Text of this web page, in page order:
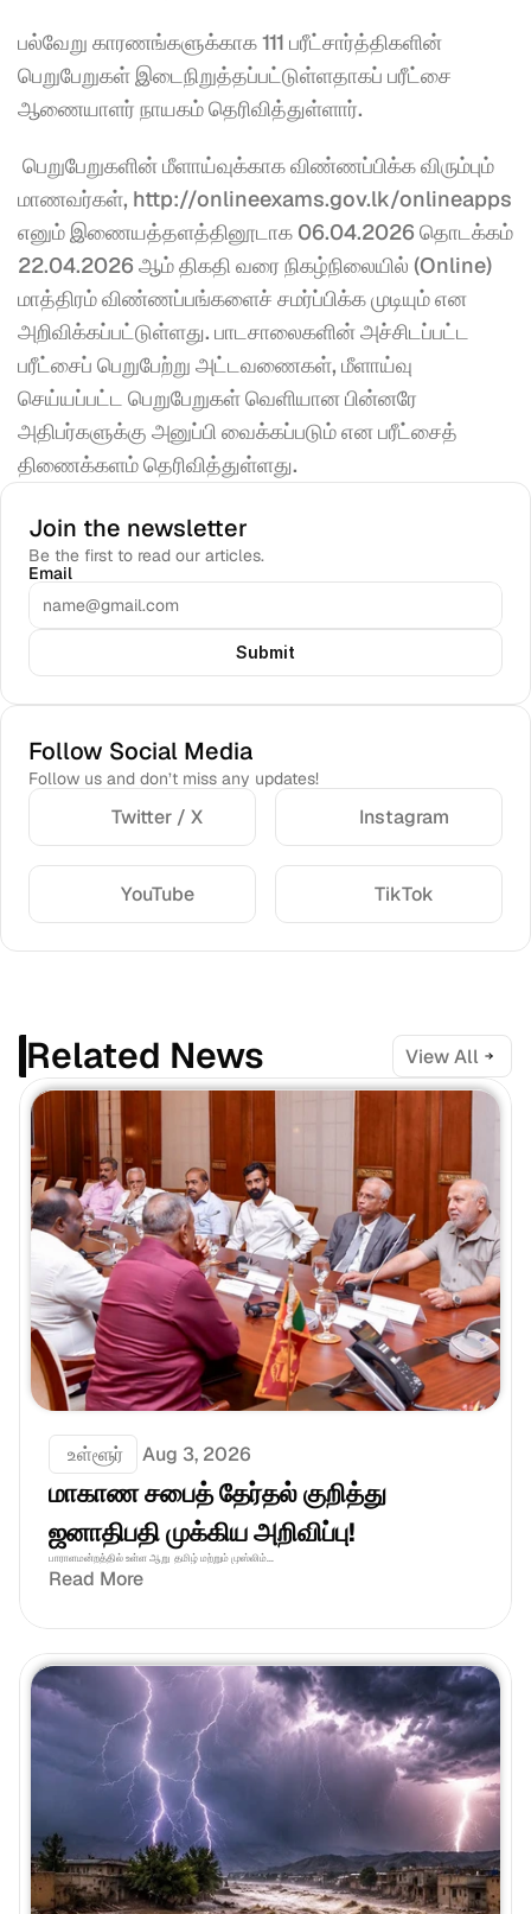
பல்வேறு காரணங்களுக்காக 111 பரீட்சார்த்திகளின்
பெறுபேறுகள் இடைநிறுத்தப்பட்டுள்ளதாகப் பரீட்சை
ஆணையாளர் நாயகம் தெரிவித்துள்ளார்.
பெறுபேறுகளின் மீளாய்வுக்காக விண்ணப்பிக்க விரும்பும்
மாணவர்கள், http://onlineexams.gov.lk/onlineapps
எனும் இணையத்தளத்தினூடாக 06.04.2026 தொடக்கம்
22.04.2026 ஆம் திகதி வரை நிகழ்நிலையில் (Online)
மாத்திரம் விண்ணப்பங்களைச் சமர்ப்பிக்க முடியும் என
அறிவிக்கப்பட்டுள்ளது. பாடசாலைகளின் அச்சிடப்பட்ட
பரீட்சைப் பெறுபேற்று அட்டவணைகள், மீளாய்வு
செய்யப்பட்ட பெறுபேறுகள் வெளியான பின்னரே
அதிபர்களுக்கு அனுப்பி வைக்கப்படும் என பரீட்சைத்
திணைக்களம் தெரிவித்துள்ளது.
Join the newsletter
Be the first to read our articles.
Email
Submit
Follow Social Media
Follow us and don’t miss any updates!
Twitter / X Instagram
YouTube TikTok
Related News View All
உள்ளூர் Aug 3, 2026
மாகாண சபைத் தேர்தல் குறித்து
ஜனாதிபதி முக்கிய அறிவிப்பு!
பாராளமன்றத்தில் உள்ள ஆறு  தமிழ் மற்றும் முஸ்லிம்...
Read More